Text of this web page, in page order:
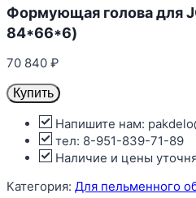
Формующая голова для
84*66*6)
70 840₽
Купить
Напишите нам:
тел: 8-951-839-71-89
Наличие и цены
Категория:Для пельменного